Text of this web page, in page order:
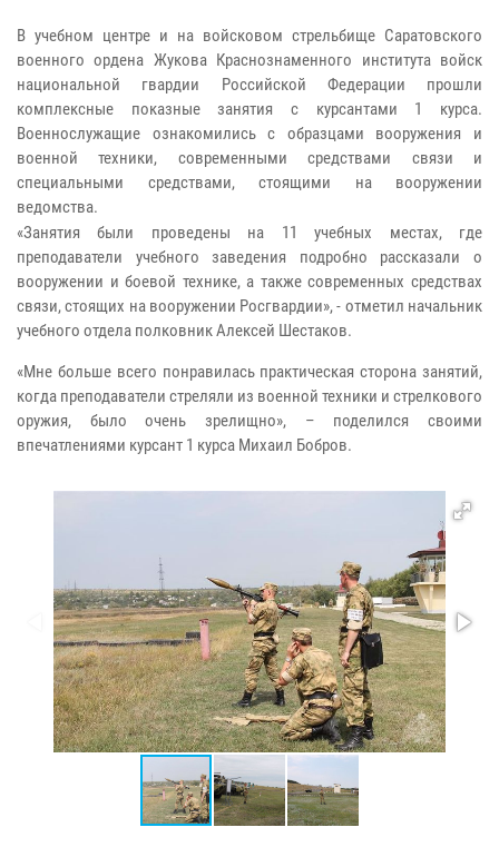
В учебном центре и на войсковом стрельбище Саратовского
военного ордена Жукова Краснознаменного института войск
национальной гвардии Российской Федерации прошли
комплексные показные занятия с курсантами 1 курса.
Военнослужащие ознакомились с образцами вооружения и
военной техники, современными средствами связи и
специальными средствами, стоящими на вооружении
ведомства.
«Занятия были проведены на 11 учебных местах, где
преподаватели учебного заведения подробно рассказали о
вооружении и боевой технике, а также современных средствах
связи, стоящих на вооружении Росгвардии», - отметил начальник
учебного отдела полковник Алексей Шестаков.
«Мне больше всего понравилась практическая сторона занятий,
когда преподаватели стреляли из военной техники и стрелкового
оружия, было очень зрелищно», – поделился своими
впечатлениями курсант 1 курса Михаил Бобров.